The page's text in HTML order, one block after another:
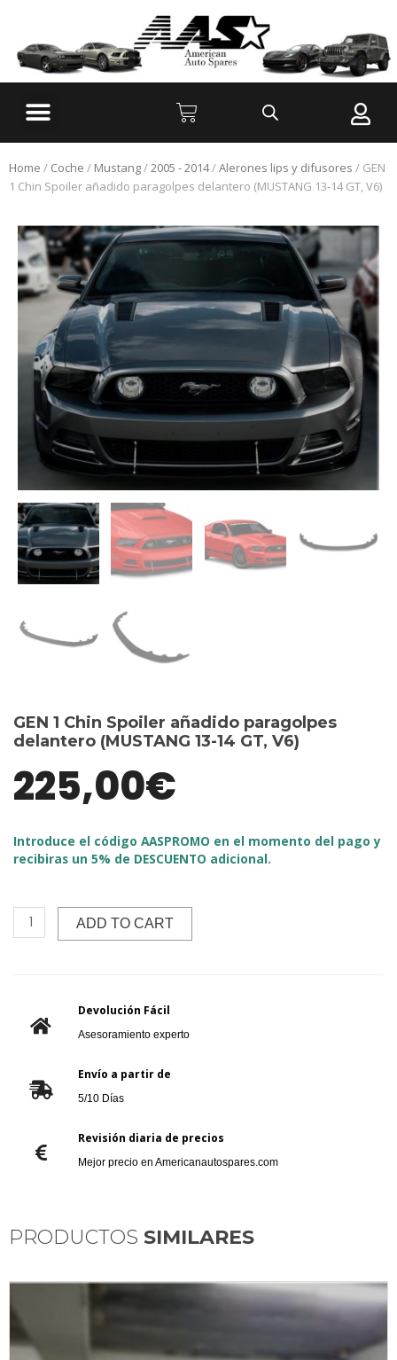
Home / Coche / Mustang/2005 - 2014/Alerones lips y difusores / GEN
1 Chin Spoiler añadido paragolpes delantero (MUSTANG 13-14 GT, V6)
GEN 1 Chin Spoiler añadido paragolpes
delantero (MUSTANG 13-14 GT, V6)
225,00€
Introduce el código AASPROMO en el momento del pago y
recibiras un 5% de DESCUENTO adicional.
ADD TO CART
Devolución Fácil
Asesoramiento experto
Envío a partir de
5/10 Días
Revisión diaria de precios
Mejor precio en Americanautospares.com
PRODUCTOS SIMILARES